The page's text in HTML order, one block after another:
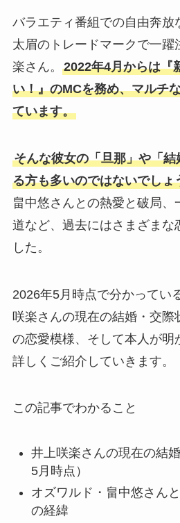
バラエティ番組での自由奔放
太眉のトレードマークで一躍
楽さん。 2022年4月からは『
い！』のMCを務め、マルチ
ています。
そんな彼女の「旦那」や「
る方も多いのではないでしょ
畠中悠さんとの熱愛と破局、
道など、過去にはさまざまな
した。
2026年5月時点で分かってい
咲楽さんの現在の結婚・交際
の恋愛模様、そして本人が明
詳しくご紹介していきます。
この記事でわかること
井上咲楽さんの現在の結
5月時点）
オズワルド・畠中悠さん
の経緯